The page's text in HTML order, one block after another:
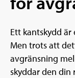
Ett kantskydd är
Men trots att
avgränsning
skyddar den